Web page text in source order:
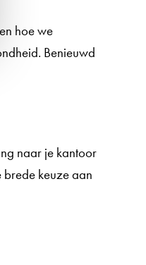
hoe we
Benieuwd
naar je kantoor
keuze aan